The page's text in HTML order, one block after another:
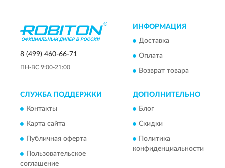
8 (499) 460-66-71
ПН-ВС 9:00-21:00
ИНФОРМАЦИЯ
Доставка
Оплата
Возврат товара
СЛУЖБА ПОДДЕРЖКИ
Контакты
Карта сайта
Публичная оферта
Пользовательское
соглашение
ДОПОЛНИТЕЛЬНО
Блог
Скидки
Политика
конфиденциальности